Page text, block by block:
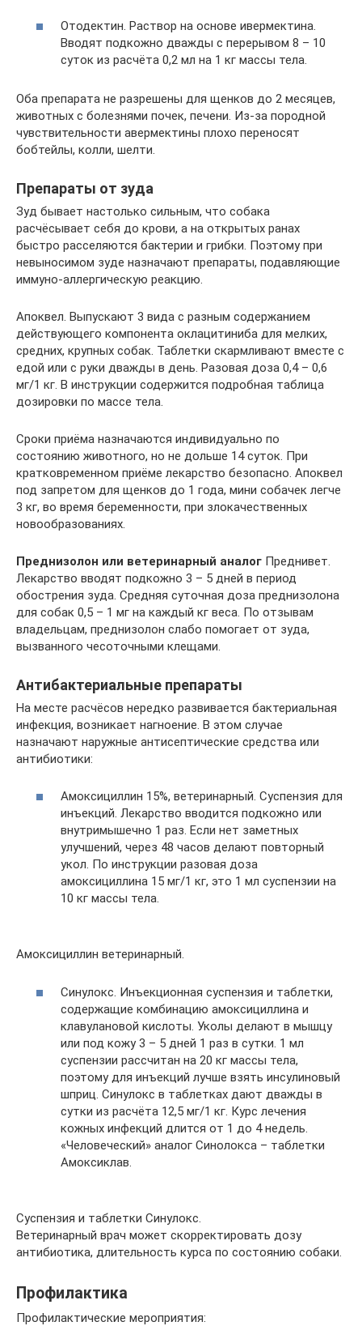
Отодектин. Раствор на основе ивермектина.
Вводят подкожно дважды с перерывом 8 – 10
суток из расчёта 0,2 мл на 1 кг массы тела.
Оба препарата не разрешены для щенков до 2 месяцев,
животных с болезнями почек, печени. Из-за породной
чувствительности авермектины плохо переносят
бобтейлы, колли, шелти.
Препараты от зуда
Зуд бывает настолько сильным, что собака
расчёсывает себя до крови, а на открытых ранах
быстро расселяются бактерии и грибки. Поэтому при
невыносимом зуде назначают препараты, подавляющие
иммуно-аллергическую реакцию.
Апоквел. Выпускают 3 вида с разным содержанием
действующего компонента оклацитиниба для мелких,
средних, крупных собак. Таблетки скармливают вместе с
едой или с руки дважды в день. Разовая доза 0,4 – 0,6
мг/1 кг. В инструкции содержится подробная таблица
дозировки по массе тела.
Сроки приёма назначаются индивидуально по
состоянию животного, но не дольше 14 суток. При
кратковременном приёме лекарство безопасно. Апоквел
под запретом для щенков до 1 года, мини собачек легче
3 кг, во время беременности, при злокачественных
новообразованиях.
Преднизолон или ветеринарный аналог Преднивет.
Лекарство вводят подкожно 3 – 5 дней в период
обострения зуда. Средняя суточная доза преднизолона
для собак 0,5 – 1 мг на каждый кг веса. По отзывам
владельцам, преднизолон слабо помогает от зуда,
вызванного чесоточными клещами.
Антибактериальные препараты
На месте расчёсов нередко развивается бактериальная
инфекция, возникает нагноение. В этом случае
назначают наружные антисептические средства или
антибиотики:
Амоксициллин 15%, ветеринарный. Суспензия для
инъекций. Лекарство вводится подкожно или
внутримышечно 1 раз. Если нет заметных
улучшений, через 48 часов делают повторный
укол. По инструкции разовая доза
амоксициллина 15 мг/1 кг, это 1 мл суспензии на
10 кг массы тела.
Амоксициллин ветеринарный.
Синулокс. Инъекционная суспензия и таблетки,
содержащие комбинацию амоксициллина и
клавулановой кислоты. Уколы делают в мышцу
или под кожу 3 – 5 дней 1 раз в сутки. 1 мл
суспензии рассчитан на 20 кг массы тела,
поэтому для инъекций лучше взять инсулиновый
шприц. Синулокс в таблетках дают дважды в
сутки из расчёта 12,5 мг/1 кг. Курс лечения
кожных инфекций длится от 1 до 4 недель.
«Человеческий» аналог Синолокса – таблетки
Амоксиклав.
Суспензия и таблетки Синулокс.
Ветеринарный врач может скорректировать дозу
антибиотика, длительность курса по состоянию собаки.
Профилактика
Профилактические мероприятия: